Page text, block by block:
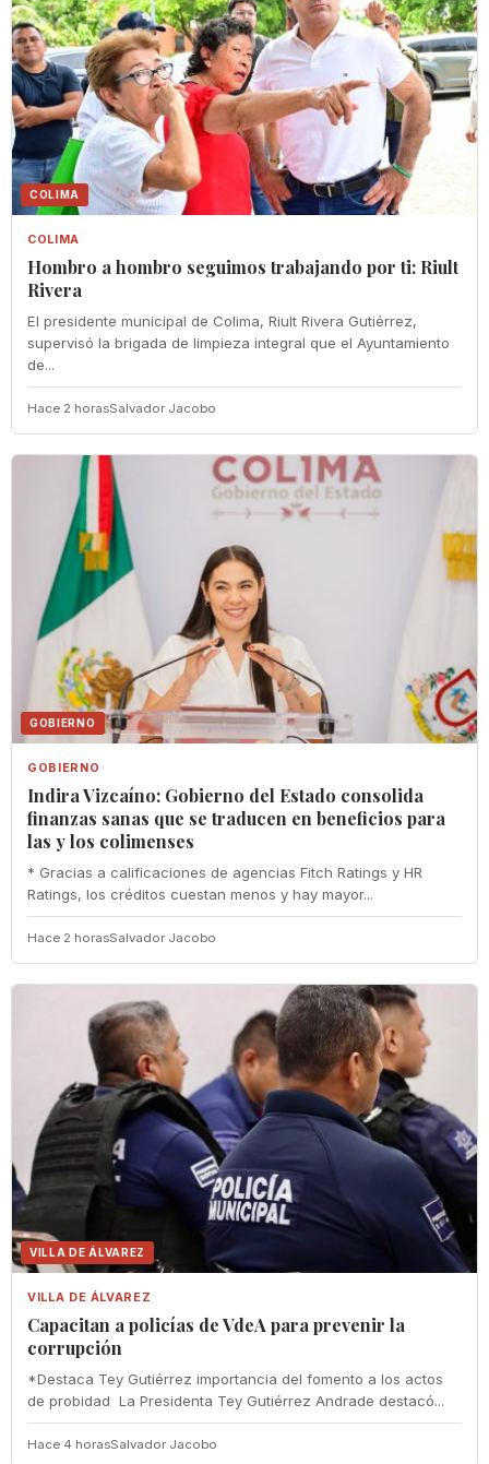
COLIMA
COLIMA
Hombro a hombro seguimos trabajando por ti: Riult
Rivera
El presidente municipal de Colima, Riult Rivera Gutiérrez,
supervisó la brigada de limpieza integral que el Ayuntamiento
de...
Hace 2 horasSalvador Jacobo
GOBIERNO
GOBIERNO
Indira Vizcaíno: Gobierno del Estado consolida
finanzas sanas que se traducen en beneficios para
las y los colimenses
* Gracias a calificaciones de agencias Fitch Ratings y HR
Ratings, los créditos cuestan menos y hay mayor...
Hace 2 horasSalvador Jacobo
VILLA DE ÁLVAREZ
VILLA DE ÁLVAREZ
‎Capacitan a policías de VdeA ‎para prevenir la
corrupción
‎*Destaca Tey Gutiérrez importancia del fomento a los actos
de probidad ‎ La Presidenta Tey Gutiérrez Andrade destacó...
Hace 4 horasSalvador Jacobo